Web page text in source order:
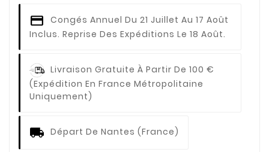
Congés Annuel Du 21 Juillet Au 17 Août
Inclus. Reprise Des Expéditions Le 18 Août.
Livraison Gratuite À Partir De 100 €
(expédition En France Métropolitaine
Uniquement)
Départ De Nantes (France)